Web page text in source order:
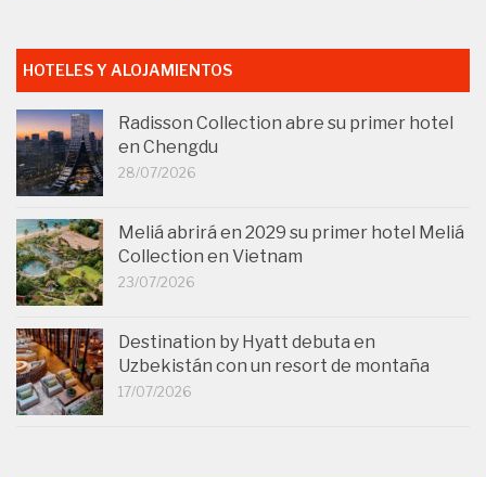
HOTELES Y ALOJAMIENTOS
Radisson Collection abre su primer hotel
en Chengdu
28/07/2026
Meliá abrirá en 2029 su primer hotel Meliá
Collection en Vietnam
23/07/2026
Destination by Hyatt debuta en
Uzbekistán con un resort de montaña
17/07/2026